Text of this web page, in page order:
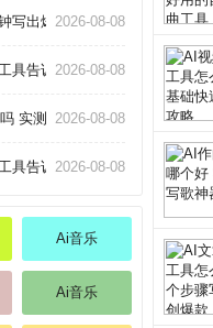
写出爆款文章_
2026-08-08
具告诉你_2026-08-08
实测三款热门工具告诉你答案_
2026-08-08
具告诉你_2026-08-08
Ai音乐
Ai音乐